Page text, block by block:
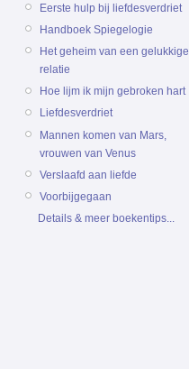
Eerste hulp bij liefdesverdriet
Handboek Spiegelogie
Het geheim van een gelukkige
relatie
Hoe lijm ik mijn gebroken hart
Liefdesverdriet
Mannen komen van Mars,
vrouwen van Venus
Verslaafd aan liefde
Voorbijgegaan
Details & meer boekentips...